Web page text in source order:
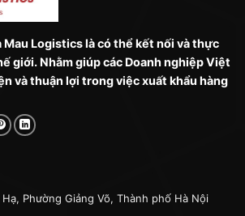
Mau Logistics là có thể kết nối và thực
giới. Nhằm giúp các Doanh nghiệp Việt
và thuận lợi trong việc xuất khẩu hàng
Phường Giảng Võ, Thành phố Hà Nội